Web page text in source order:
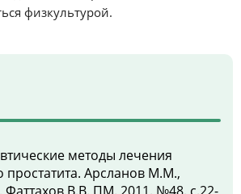
физкультурой.
методы лечения
простатита. Арсланов М.М.,
В.В. ПМ. 2011. №48. с.22-